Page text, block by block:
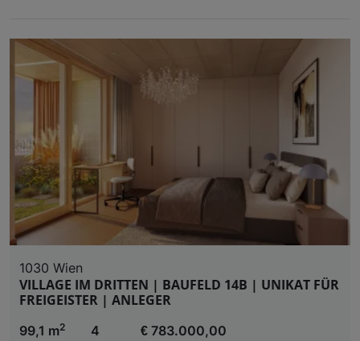
1030 Wien
VILLAGE IM DRITTEN | BAUFELD 14B | UNIKAT FÜR
FREIGEISTER | ANLEGER
99,1 m2
4 € 783.000,00